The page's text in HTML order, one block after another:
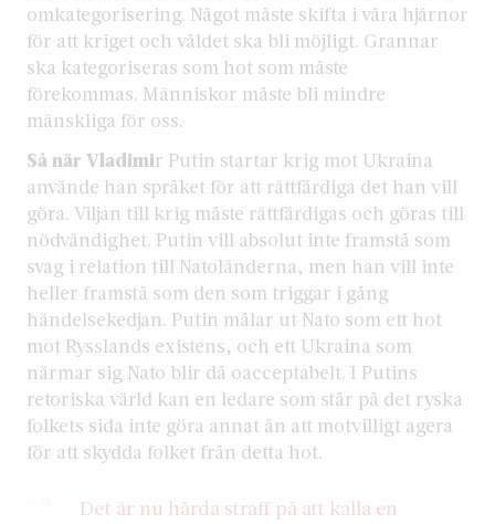
omkategorisering. Något måste skifta i våra hjärnor
för att kriget och våldet ska bli möjligt. Grannar
ska kategoriseras som hot som måste
förekommas. Människor måste bli mindre
mänskliga för oss.
Så när Vladimir Putin startar krig mot Ukraina
använde han språket för att rättfärdiga det han vill
göra. Viljan till krig måste rättfärdigas och göras till
nödvändighet. Putin vill absolut inte framstå som
svag i relation till Natoländerna, men han vill inte
heller framstå som den som triggar i gång
händelsekedjan. Putin målar ut Nato som ett hot
mot Rysslands existens, och ett Ukraina som
närmar sig Nato blir då oacceptabelt. I Putins
retoriska värld kan en ledare som står på det ryska
folkets sida inte göra annat än att motvilligt agera
för att skydda folket från detta hot.
Det är nu hårda straff på att kalla en